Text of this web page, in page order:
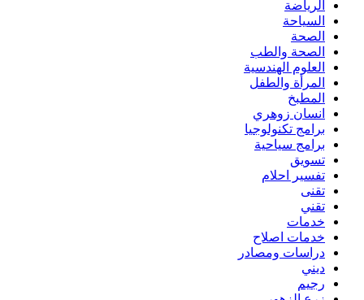
الرياضة
السياحة
الصحة
الصحة والطب
العلوم الهندسية
المرأة والطفل
المطبخ
انسان زوهري
برامج تكنولوجيا
برامج سياحية
تسويق
تفسير احلام
تقنى
تقني
خدمات
خدمات اصلاح
دراسات ومصادر
ديني
رجيم